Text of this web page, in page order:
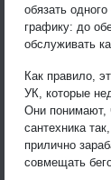
обязать
графику: до
обслуживать
Как правило,
УК, которые
Они понимают,
сантехника
прилично
совмещать